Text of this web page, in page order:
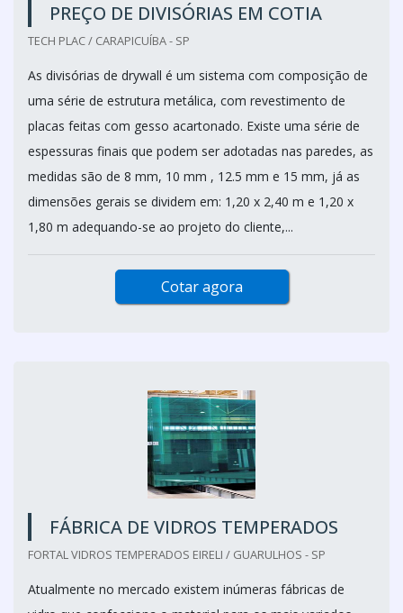
PREÇO DE DIVISÓRIAS EM COTIA
TECH PLAC / CARAPICUÍBA - SP
As divisórias de drywall é um sistema com composição de
uma série de estrutura metálica, com revestimento de
placas feitas com gesso acartonado. Existe uma série de
espessuras finais que podem ser adotadas nas paredes, as
medidas são de 8 mm, 10 mm , 12.5 mm e 15 mm, já as
dimensões gerais se dividem em: 1,20 x 2,40 m e 1,20 x
1,80 m adequando-se ao projeto do cliente,...
Cotar agora
FÁBRICA DE VIDROS TEMPERADOS
FORTAL VIDROS TEMPERADOS EIRELI / GUARULHOS - SP
Atualmente no mercado existem inúmeras fábricas de